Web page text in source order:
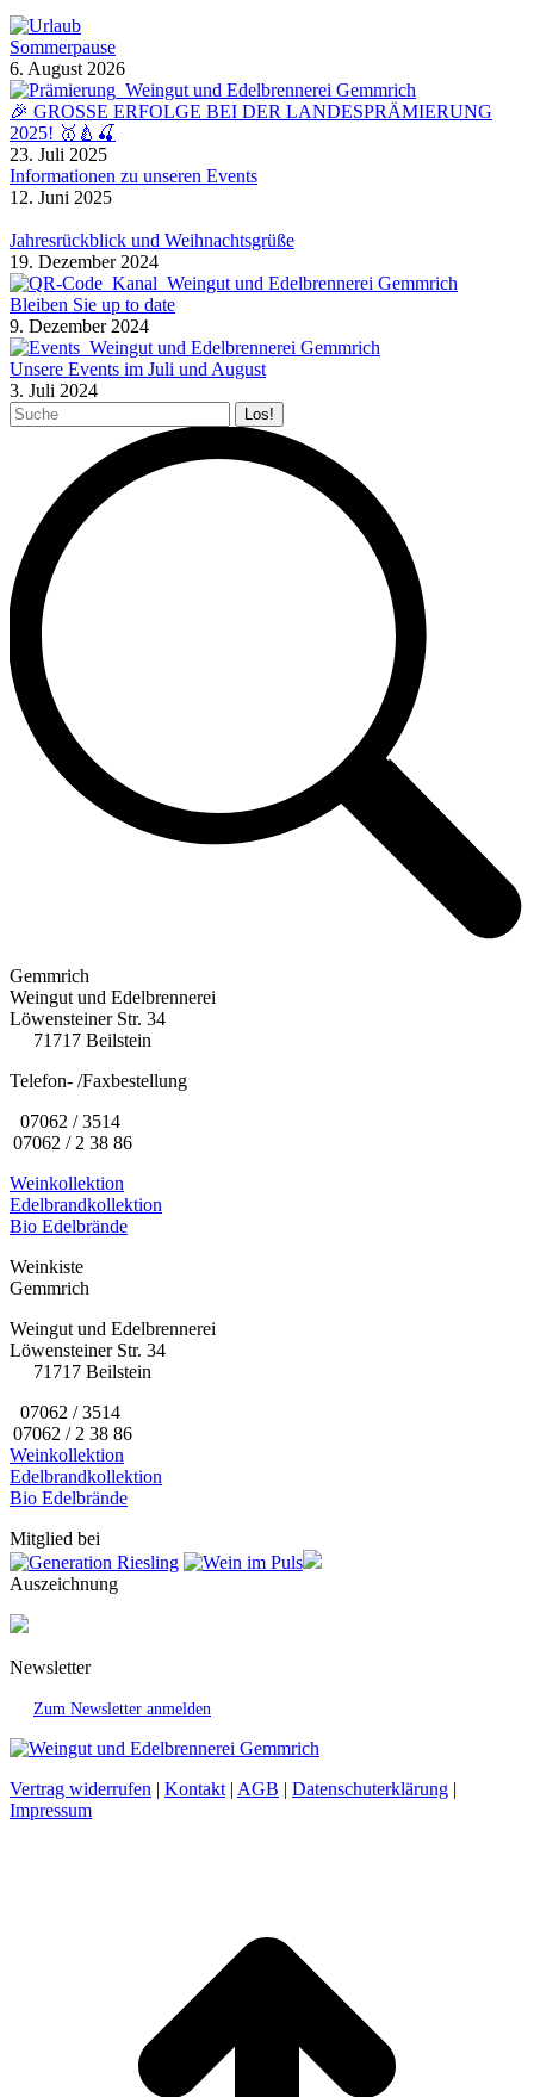
Sommerpause
6. August 2026
🎉 GROSSE ERFOLGE BEI DER LANDESPRÄMIERUNG
2025! 🥇🍐🍒
23. Juli 2025
Informationen zu unseren Events
12. Juni 2025
Jahresrückblick und Weihnachtsgrüße
19. Dezember 2024
Bleiben Sie up to date
9. Dezember 2024
Unsere Events im Juli und August
3. Juli 2024
Search:
Gemmrich
Weingut und Edelbrennerei
Löwensteiner Str. 34
71717 Beilstein
Telefon- /Faxbestellung
07062 / 3514
07062 / 2 38 86
Weinkollektion
Edelbrandkollektion
Bio Edelbrände
Weinkiste
Gemmrich
Weingut und Edelbrennerei
Löwensteiner Str. 34
71717 Beilstein
07062 / 3514
07062 / 2 38 86
Weinkollektion
Edelbrandkollektion
Bio Edelbrände
Mitglied bei
Auszeichnung
Newsletter
Zum Newsletter anmelden
Vertrag widerrufen | Kontakt | AGB | Datenschuterklärung |
Impressum